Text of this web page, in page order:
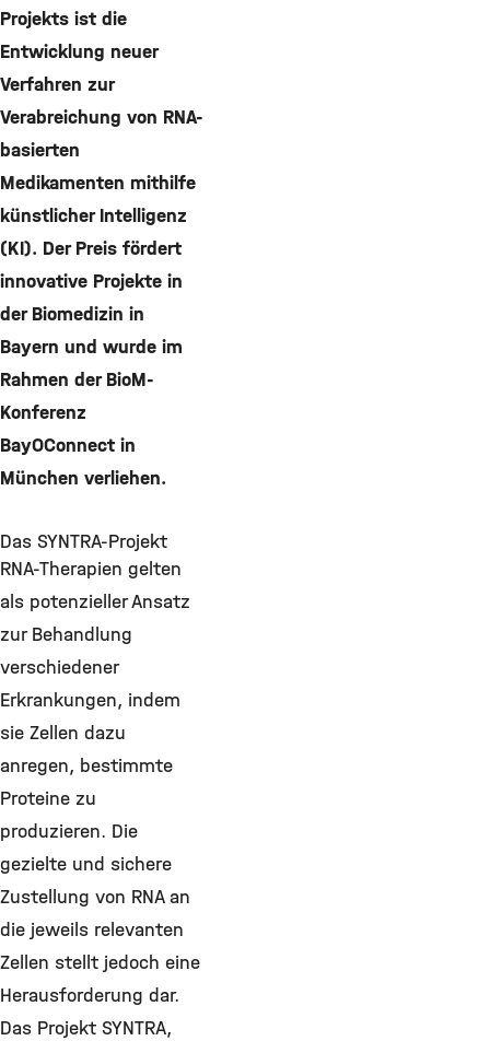
Projekts ist die
Entwicklung neuer
Verfahren zur
Verabreichung von RNA-
basierten
Medikamenten mithilfe
künstlicher Intelligenz
(KI). Der Preis fördert
innovative Projekte in
der Biomedizin in
Bayern und wurde im
Rahmen der BioM-
Konferenz
BayOConnect in
München verliehen.
Das SYNTRA-Projekt
RNA-Therapien gelten
als potenzieller Ansatz
zur Behandlung
verschiedener
Erkrankungen, indem
sie Zellen dazu
anregen, bestimmte
Proteine zu
produzieren. Die
gezielte und sichere
Zustellung von RNA an
die jeweils relevanten
Zellen stellt jedoch eine
Herausforderung dar.
Das Projekt SYNTRA,